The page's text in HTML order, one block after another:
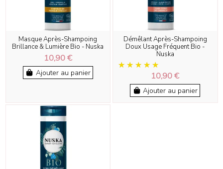
Masque Après-Shampoing
Brillance & Lumière Bio - Nuska
10,90 €
Ajouter au panier
Démêlant Après-Shampoing
Doux Usage Fréquent Bio -
Nuska
10,90 €
Ajouter au panier